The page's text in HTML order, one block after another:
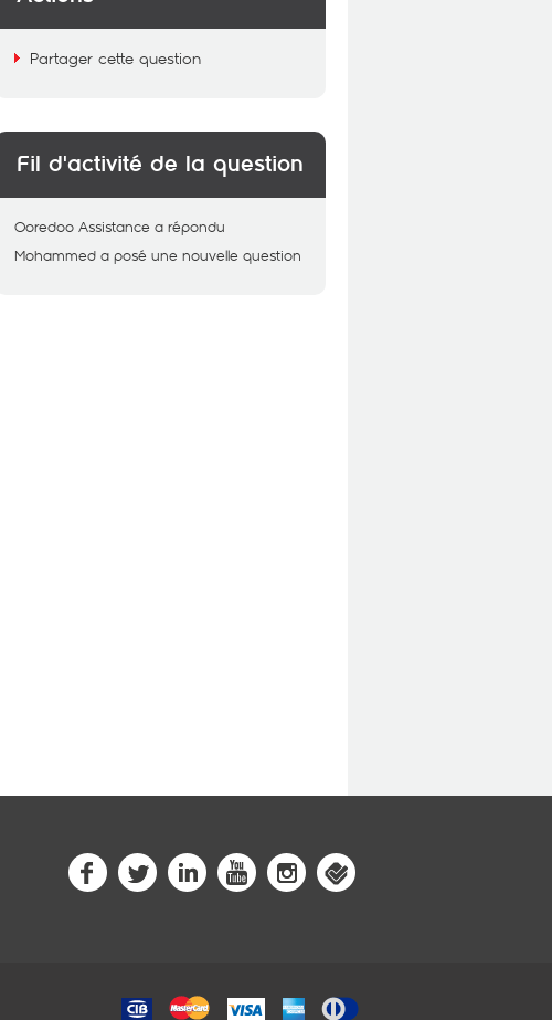
Partager cette question
Fil d'activité de la question
Ooredoo Assistance a répondu
Mohammed a posé une nouvelle question